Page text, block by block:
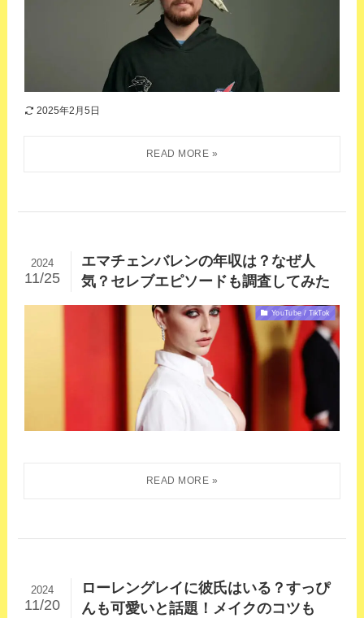
2025年2月5日
エマチェンバレンの年収は？なぜ人
気？セレブエピソードも調査してみた
2024
11/25
YouTube / TikTok
ローレングレイに彼氏はいる？すっぴ
んも可愛いと話題！メイクのコツも
2024
11/20